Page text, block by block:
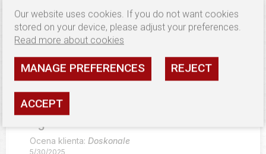
Grażyna zweryfikowano
5
Super, jak zawsze :)
6/9/2023
5
Ocena klienta: Doskonale
5/30/2025
Our website uses cookies. If you do not want cookies
stored on your device, please adjust your preferences.
Read more about cookies
MANAGE PREFERENCES REJECT
ACCEPT